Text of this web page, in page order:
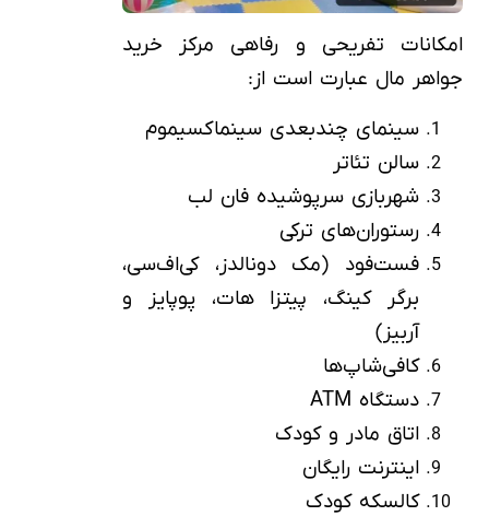
امکانات تفریحی و رفاهی مرکز خرید
جواهر مال عبارت است از:
سینمای چندبعدی سینماکسیموم
سالن تئاتر
شهربازی سرپوشیده فان لب
رستوران‌های ترکی
فست‌فود (مک دونالدز، کی‌اف‌سی،
برگر کینگ، پیتزا هات، پوپایز و
آربیز)
کافی‌شاپ‌ها
دستگاه ATM
اتاق مادر و کودک
اینترنت رایگان
کالسکه کودک